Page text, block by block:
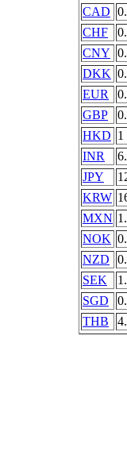
CAD
CHF
CNY
DKK
EUR
GBP
HKD 1
INR
JPY
KRW
MXN
NOK
NZD
SEK
SGD
THB